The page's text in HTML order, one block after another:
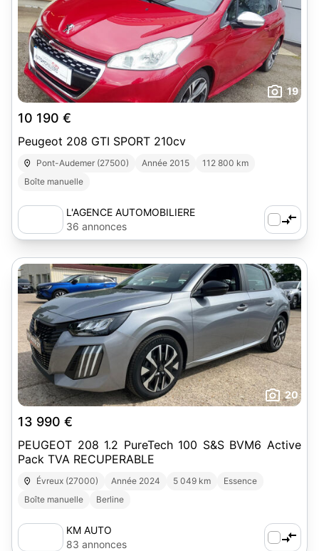
19
10 190 €
Peugeot 208 GTI SPORT 210cv
Pont-Audemer (27500) Année 2015
112 800 km
Boîte manuelle
L'AGENCE AUTOMOBILIERE
36 annonces
20
13 990 €
PEUGEOT 208 1.2 PureTech 100 S&S BVM6 Active
Pack TVA RECUPERABLE
Évreux (27000) Année 2024 5 049 km
Essence
Boîte manuelle
Berline
KM AUTO
83 annonces